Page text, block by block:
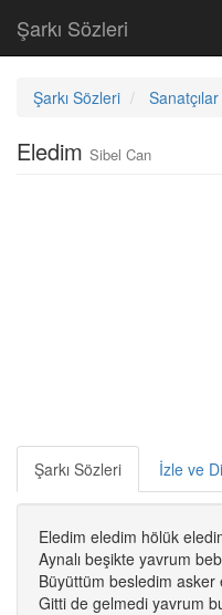
Şarkı Sözleri
Şarkı Sözleri Sanatçılar
Eledim Sibel Can
Şarkı Sözleri İzle ve
Eledim eledim hölük
Aynalı beşikte yavrum
Büyüttüm besledim asker
Gitti de gelmedi yavrum